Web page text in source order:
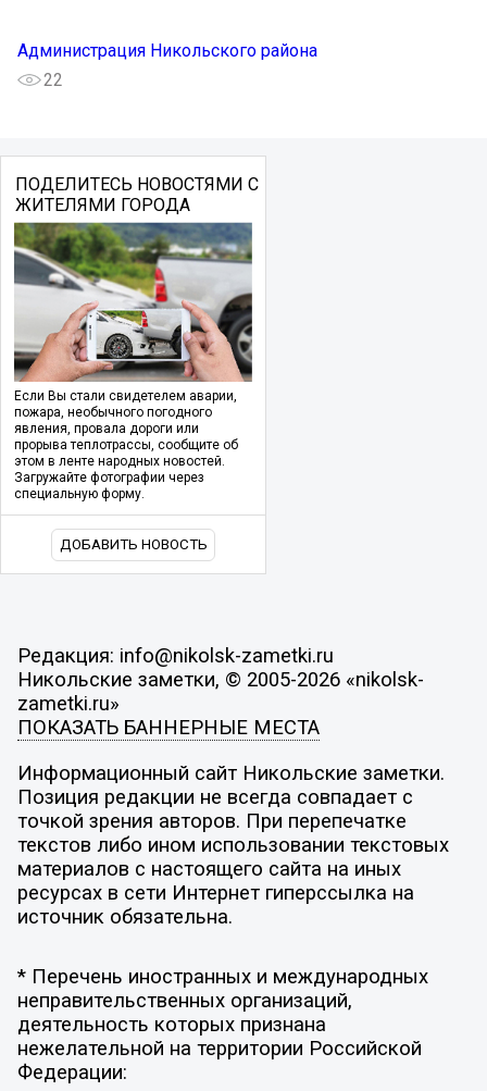
Администрация Никольского района
22
ПОДЕЛИТЕСЬ НОВОСТЯМИ С
ЖИТЕЛЯМИ ГОРОДА
Если Вы стали свидетелем аварии,
пожара, необычного погодного
явления, провала дороги или
прорыва теплотрассы, сообщите об
этом в ленте народных новостей.
Загружайте фотографии через
специальную форму.
ДОБАВИТЬ НОВОСТЬ
Редакция: info@nikolsk-zametki.ru
Никольские заметки, © 2005-2026 «nikolsk-
zametki.ru»
ПОКАЗАТЬ БАННЕРНЫЕ МЕСТА
Информационный сайт Никольские заметки.
Позиция редакции не всегда совпадает с
точкой зрения авторов. При перепечатке
текстов либо ином использовании текстовых
материалов с настоящего сайта на иных
ресурсах в сети Интернет гиперссылка на
источник обязательна.
* Перечень иностранных и международных
неправительственных организаций,
деятельность которых признана
нежелательной на территории Российской
Федерации: